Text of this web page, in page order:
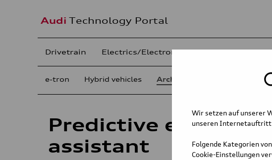
Audi Technology Portal
Drivetrain Electrics/Electronics Chassis Body
e-tron Hybrid vehicles Archive
Predictive efficiency
assistant
Wir setzen auf unserer
unseren Internetauftritt
Folgende Kategorien
Cookie-Einstellungen